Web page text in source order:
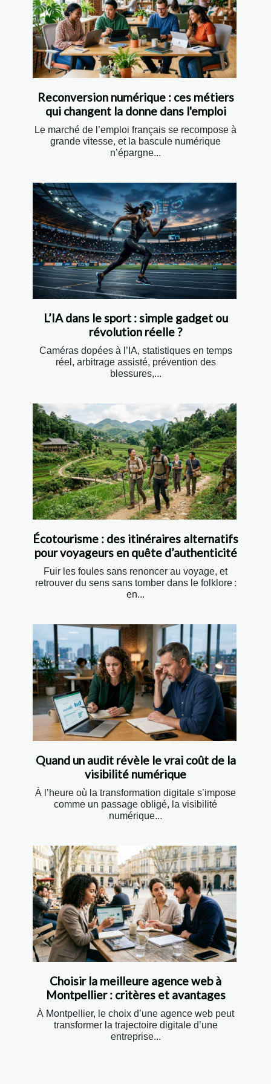
Reconversion numérique : ces métiers
qui changent la donne dans l'emploi
Le marché de l’emploi français se recompose à
grande vitesse, et la bascule numérique
n’épargne...
L’IA dans le sport : simple gadget ou
révolution réelle ?
Caméras dopées à l’IA, statistiques en temps
réel, arbitrage assisté, prévention des
blessures,...
Écotourisme : des itinéraires alternatifs
pour voyageurs en quête d’authenticité
Fuir les foules sans renoncer au voyage, et
retrouver du sens sans tomber dans le folklore :
en...
Quand un audit révèle le vrai coût de la
visibilité numérique
À l’heure où la transformation digitale s’impose
comme un passage obligé, la visibilité
numérique...
Choisir la meilleure agence web à
Montpellier : critères et avantages
À Montpellier, le choix d’une agence web peut
transformer la trajectoire digitale d’une
entreprise...